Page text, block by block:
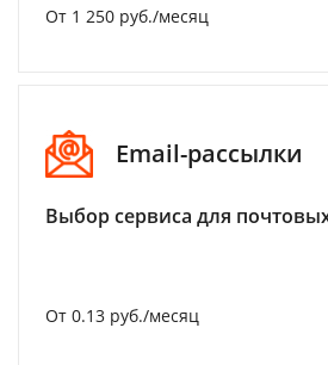
От 1 250 руб./месяц
Email-рассылки
Выбор сервиса для
От 0.13 руб./месяц